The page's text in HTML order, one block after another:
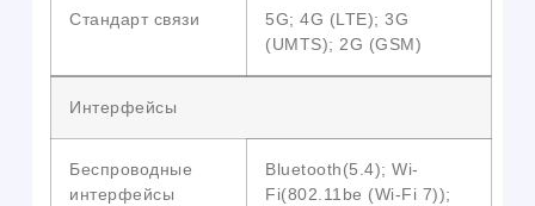
Стандарт связи
5G; 4G (LTE); 3G
(UMTS); 2G (GSM)
Интерфейсы
Беспроводные
интерфейсы
Bluetooth(5.4); Wi-
Fi(802.11be (Wi-Fi 7));